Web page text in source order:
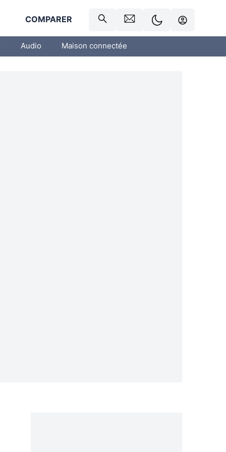
COMPARER
Audio Maison connectée